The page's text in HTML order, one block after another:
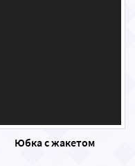
Юбка с жакетом